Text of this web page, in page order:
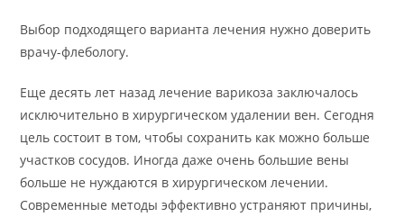
Выбор подходящего варианта лечения нужно доверить
врачу-флебологу.
Еще десять лет назад лечение варикоза заключалось
исключительно в хирургическом удалении вен. Сегодня
цель состоит в том, чтобы сохранить как можно больше
участков сосудов. Иногда даже очень большие вены
больше не нуждаются в хирургическом лечении.
Современные методы эффективно устраняют причины,